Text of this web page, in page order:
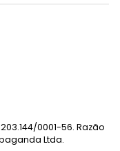
0001-56. Razão
Ltda.